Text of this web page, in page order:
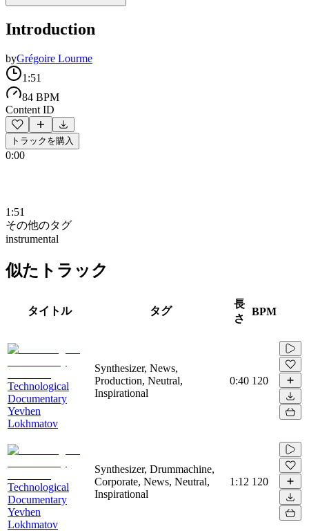
Introduction
byGrégoire Lourme
1:51
84 BPM
Content ID
トラックを購入
0:00
1:51
その他のタグ
instrumental
似たトラック
タイトル タグ
長
さ
BPM
Technological
Documentary
Yevhen
Lokhmatov
Synthesizer, News,
Production, Neutral,
Inspirational
0:40 120
Technological
Documentary
Yevhen
Lokhmatov
Synthesizer, Drummachine,
Corporate, News, Neutral,
Inspirational
1:12 120